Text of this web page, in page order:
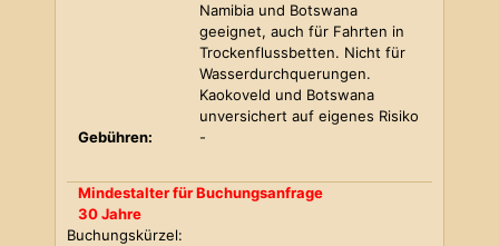
Namibia und Botswana
geeignet, auch für Fahrten in
Trockenflussbetten. Nicht für
Wasserdurchquerungen.
Kaokoveld und Botswana
unversichert auf eigenes Risiko
Gebühren:
-
Mindestalter für Buchungsanfrage
30 Jahre
Buchungskürzel: